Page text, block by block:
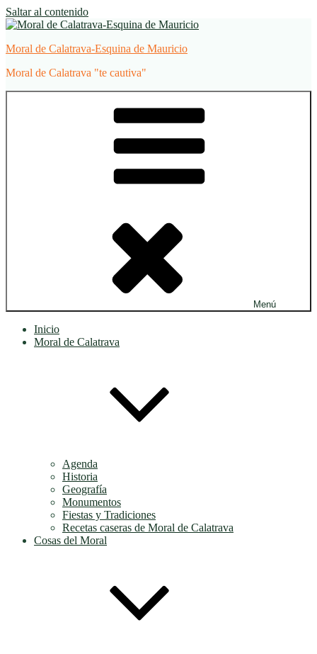
Saltar al contenido
Moral de Calatrava-Esquina de Mauricio
Moral de Calatrava "te cautiva"
Menú
Inicio
Moral de Calatrava
Agenda
Historia
Geografía
Monumentos
Fiestas y Tradiciones
Recetas caseras de Moral de Calatrava
Cosas del Moral